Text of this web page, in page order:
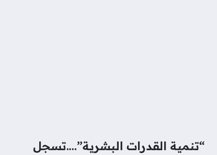
“تنمية القدرات البشرية”….تسجل